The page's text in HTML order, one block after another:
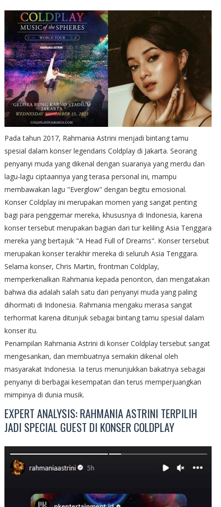
Pada tahun 2017, Rahmania Astrini menjadi bintang tamu
spesial dalam konser legendaris Coldplay di Jakarta. Seorang
penyanyi muda yang dikenal dengan suaranya yang merdu dan
lagu-lagu ciptaannya yang terasa personal ini, mampu
membawakan lagu "Everglow" dengan begitu emosional.
Konser Coldplay ini merupakan momen yang sangat penting
bagi para penggemar mereka, khususnya di Indonesia, karena
konser tersebut merupakan bagian dari tur keliling Asia Tenggara
mereka yang bertajuk "A Head Full of Dreams". Konser tersebut
merupakan konser terakhir mereka di seluruh Asia Tenggara.
Selama konser, Chris Martin, frontman Coldplay,
memperkenalkan Rahmania kepada penonton, dan mengatakan
bahwa dia adalah salah satu dari penyanyi muda yang paling
dihormati di Indonesia. Rahmania mengaku merasa sangat
terhormat karena ditunjuk sebagai bintang tamu spesial dalam
konser itu.
Penampilan Rahmania Astrini di konser Coldplay tersebut sangat
mengesankan, dan membuatnya semakin dikenal oleh
masyarakat Indonesia. Ia terus menunjukkan bakatnya sebagai
penyanyi di berbagai kesempatan dan terus memperjuangkan
mimpinya di dunia musik.
EXPERT ANALYSIS: RAHMANIA ASTRINI TERPILIH
JADI SPECIAL GUEST DI KONSER COLDPLAY